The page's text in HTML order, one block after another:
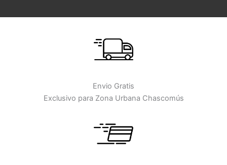
Envio Gratis
Exclusivo para Zona Urbana Chascomús